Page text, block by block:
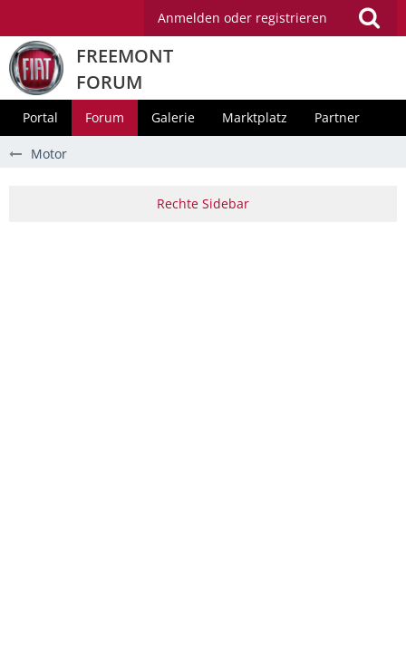
Anmelden oder registrieren
FREEMONT
FORUM
Portal Forum Galerie Marktplatz Partner
Motor